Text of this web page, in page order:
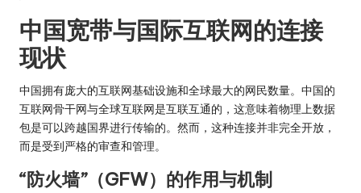
中国宽带与国际互联网的连接
现状
中国拥有庞大的互联网基础设施和全球最大的网民数量。中国的
互联网骨干网与全球互联网是互联互通的，这意味着物理上数据
包是可以跨越国界进行传输的。然而，这种连接并非完全开放，
而是受到严格的审查和管理。
“防火墙”（GFW）的作用与机制